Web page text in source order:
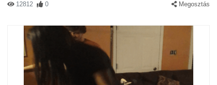
12812 0 Megosztás